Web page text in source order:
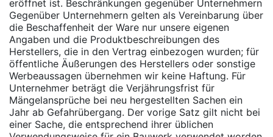
eröffnet ist. Beschränkungen gegenüber Unternehmern
Gegenüber Unternehmern gelten als Vereinbarung über
die Beschaffenheit der Ware nur unsere eigenen
Angaben und die Produktbeschreibungen des
Herstellers, die in den Vertrag einbezogen wurden; für
öffentliche Äußerungen des Herstellers oder sonstige
Werbeaussagen übernehmen wir keine Haftung. Für
Unternehmer beträgt die Verjährungsfrist für
Mängelansprüche bei neu hergestellten Sachen ein
Jahr ab Gefahrübergang. Der vorige Satz gilt nicht bei
einer Sache, die entsprechend ihrer üblichen